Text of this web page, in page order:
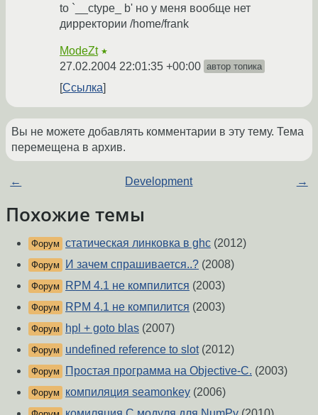
to `__ctype_ b' но у меня вообще нет
дирректории /home/frank
ModeZt ★
27.02.2004 22:01:35 +00:00 автор топика
Ссылка
Вы не можете добавлять комментарии в эту тему. Тема
перемещена в архив.
← Development →
Похожие темы
Форум статическая линковка в ghc (2012)
Форум И зачем спрашивается..? (2008)
Форум RPM 4.1 не компилится (2003)
Форум RPM 4.1 не компилится (2003)
Форум hpl + goto blas (2007)
Форум undefined reference to slot(2012)
Форум Простая программа на Objective-C. (2003)
Форум компиляция seamonkey (2006)